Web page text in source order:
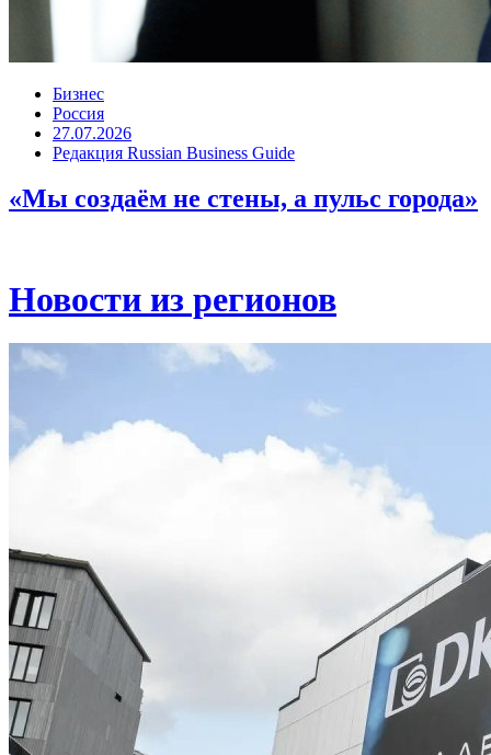
Бизнес
Россия
27.07.2026
Редакция Russian Business Guide
«Мы создаём не стены, а пульс города»
Новости из регионов